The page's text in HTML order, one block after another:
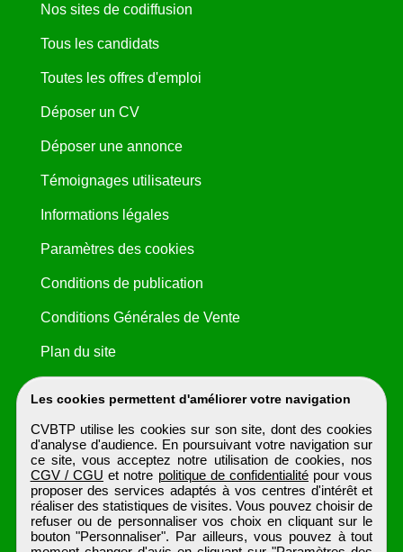
Les cookies permettent d'améliorer votre navigation
CVBTP utilise les cookies sur son site, dont des cookies
d'analyse d'audience. En poursuivant votre navigation sur
ce site, vous acceptez notre utilisation de cookies, nos
CGV / CGU et notre politique de confidentialité pour vous
proposer des services adaptés à vos centres d'intérêt et
réaliser des statistiques de visites. Vous pouvez choisir de
refuser ou de personnaliser vos choix en cliquant sur le
bouton "Personnaliser". Par ailleurs, vous pouvez à tout
Nos sites de codiffusion
Tous les candidats
Toutes les offres d'emploi
Déposer un CV
Déposer une annonce
Témoignages utilisateurs
Informations légales
Paramètres des cookies
Conditions de publication
Conditions Générales de Vente
Plan du site